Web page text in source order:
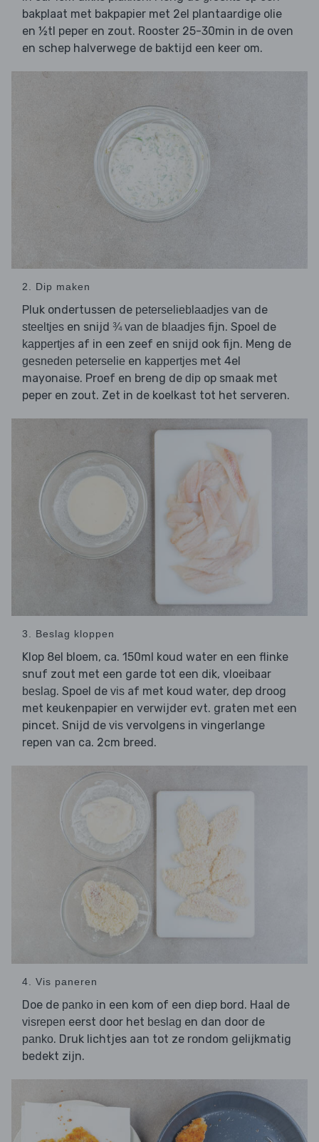
bakplaat met bakpapier met 2el plantaardige olie
en ½tl peper en zout. Rooster 25-30min in de oven
en schep halverwege de baktijd een keer om.
2. Dip maken
Pluk ondertussen de peterselieblaadjes van de
steeltjes en snijd ¾ van de blaadjes fijn. Spoel de
kappertjes af in een zeef en snijd ook fijn. Meng de
gesneden peterselie en kappertjes met 4el
mayonaise. Proef en breng de dip op smaak met
peper en zout. Zet in de koelkast tot het serveren.
3. Beslag kloppen
Klop 8el bloem, ca. 150ml koud water en een flinke
snuf zout met een garde tot een dik, vloeibaar
beslag. Spoel de vis af met koud water, dep droog
met keukenpapier en verwijder evt. graten met een
pincet. Snijd de vis vervolgens in vingerlange
repen van ca. 2cm breed.
4. Vis paneren
Doe de panko in een kom of een diep bord. Haal de
visrepen eerst door het beslag en dan door de
panko. Druk lichtjes aan tot ze rondom gelijkmatig
bedekt zijn.